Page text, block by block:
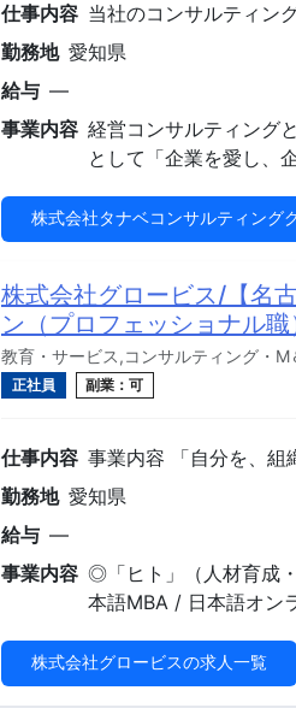
仕事内容 当社のコンサルティン
勤務地 愛知県
給与 —
事業内容 経営コンサルティング
として「企業を愛し、
株式会社タナベコンサルティング
株式会社グロービス/【名
ン（プロフェッショナル
教育・サービス,コンサルティング・M
正社員 副業：可
仕事内容 事業内容 「自分を、組
勤務地 愛知県
給与 —
事業内容 ◎「ヒト」（人材育成
本語MBA / 日本語オン
株式会社グロービスの求人一覧